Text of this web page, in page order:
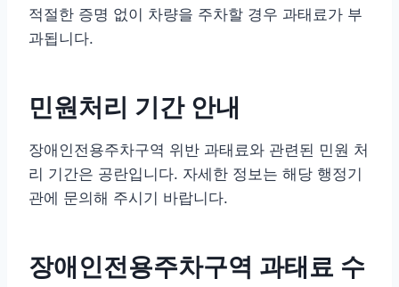
적절한 증명 없이 차량을 주차할 경우 과태료가 부
과됩니다.
민원처리 기간 안내
장애인전용주차구역 위반 과태료와 관련된 민원 처
리 기간은 공란입니다. 자세한 정보는 해당 행정기
관에 문의해 주시기 바랍니다.
장애인전용주차구역 과태료 수